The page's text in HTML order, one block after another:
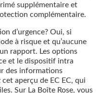
supplémentaire et
complémentaire.
d’urgence? Oui, si
à risque et qu’aucune
rapport. Les options
et le dispositif intra
des informations
aperçu de EC EC, qui
Sur La Boîte Rose, vous